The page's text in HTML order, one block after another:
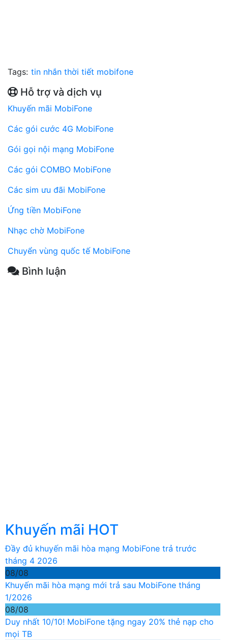
Tags: tin nhắn thời tiết mobifone
Hỗ trợ và dịch vụ
Khuyến mãi MobiFone
Các gói cước 4G MobiFone
Gói gọi nội mạng MobiFone
Các gói COMBO MobiFone
Các sim ưu đãi MobiFone
Ứng tiền MobiFone
Nhạc chờ MobiFone
Chuyển vùng quốc tế MobiFone
Bình luận
Khuyến mãi HOT
Đầy đủ khuyến mãi hòa mạng MobiFone trả trước
tháng 4 2026
08/08
Khuyến mãi hòa mạng mới trả sau MobiFone tháng
1/2026
08/08
Duy nhất 10/10! MobiFone tặng ngay 20% thẻ nạp cho
mọi TB